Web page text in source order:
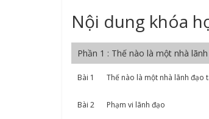
Nội dung khóa
Phần 1 : Thế nào là một nhà
Bài 1 Thế nào là một nhà lãnh đạo
Bài 2 Phạm vi lãnh đạo